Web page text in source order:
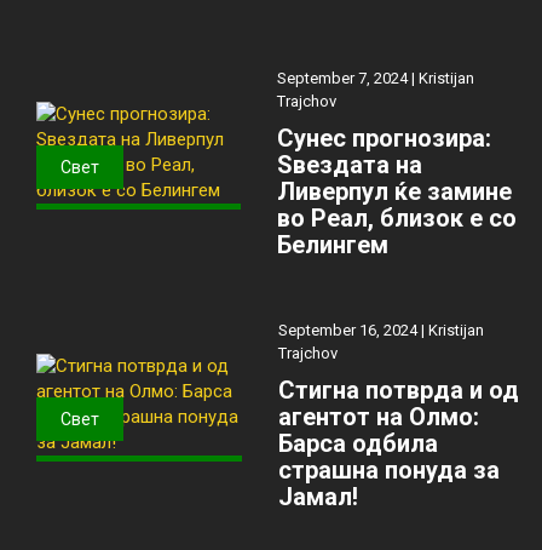
Свет
September 7, 2024 |Kristijan
Trajchov
Сунес прогнозира:
Ѕвездата на
Ливерпул ќе замине
во Реал, близок е со
Белингем
Свет
September 16, 2024 | Kristijan
Trajchov
Стигна потврда и од
агентот на Олмо:
Барса одбила
страшна понуда за
Јамал!